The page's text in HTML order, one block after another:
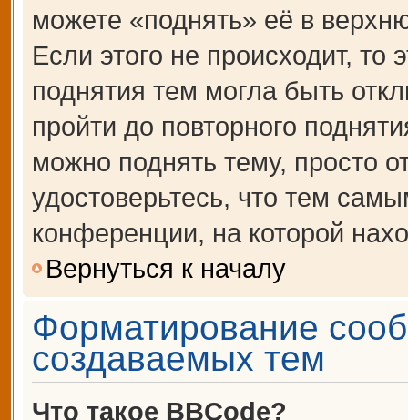
можете «поднять» её в
Если этого не происходит, то
поднятия тем могла быть
пройти до повторного
можно поднять тему, просто
удостоверьтесь, что тем
конференции, на которой
Вернуться к началу
Форматирование
создаваемых тем
Что такое BBCode?